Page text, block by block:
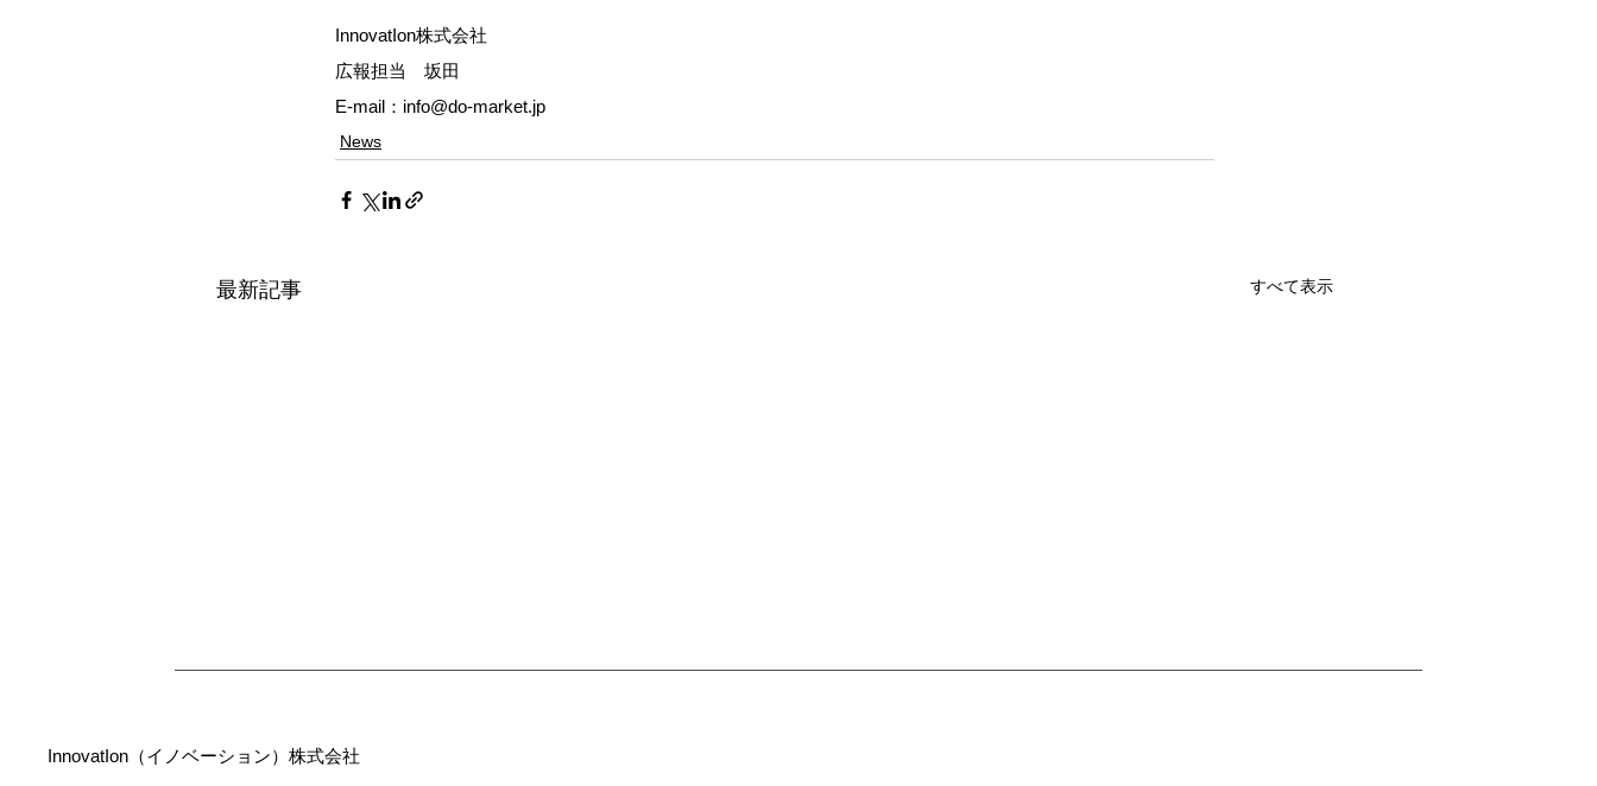
InnovatIon株式会社
広報担当　坂田
E-mail：info@do-market.jp
News
最新記事 すべて表示
InnovatIon（イノベーション）株式会社